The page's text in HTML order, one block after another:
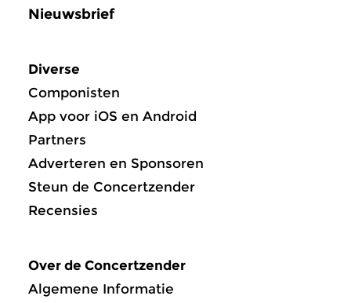
Nieuwsbrief
Diverse
Componisten
App voor iOS en Android
Partners
Adverteren en Sponsoren
Steun de Concertzender
Recensies
Over de Concertzender
Algemene Informatie